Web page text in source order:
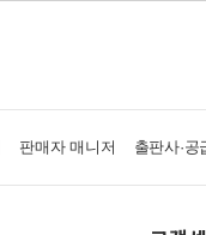
판매자 매니저 출판사·공